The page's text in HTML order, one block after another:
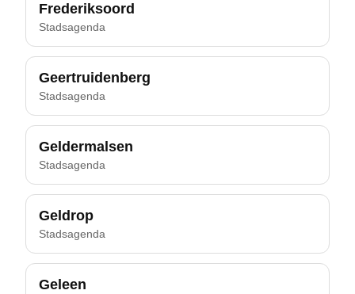
Frederiksoord
Stadsagenda
Geertruidenberg
Stadsagenda
Geldermalsen
Stadsagenda
Geldrop
Stadsagenda
Geleen